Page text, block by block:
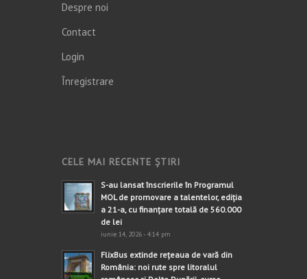
Despre noi
Contact
Login
Înregistrare
CELE MAI RECENTE ȘTIRI
S-au lansat înscrierile în Programul
MOL de promovare a talentelor, ediția
a 21-a, cu finanțare totală de 560.000
de lei
iunie 14, 2026 - 4:14 pm
FlixBus extinde rețeaua de vară din
România: noi rute spre litoralul